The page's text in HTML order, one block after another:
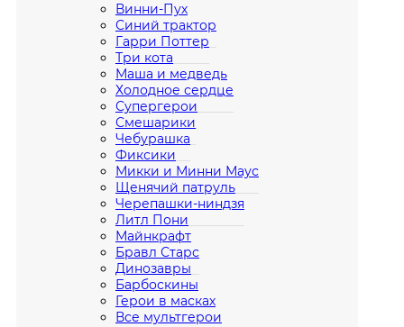
Винни-Пух
Синий трактор
Гарри Поттер
Три кота
Маша и медведь
Холодное сердце
Супергерои
Смешарики
Чебурашка
Фиксики
Микки и Минни Маус
Щенячий патруль
Черепашки-ниндзя
Литл Пони
Майнкрафт
Бравл Старс
Динозавры
Барбоскины
Герои в масках
Все мультгерои